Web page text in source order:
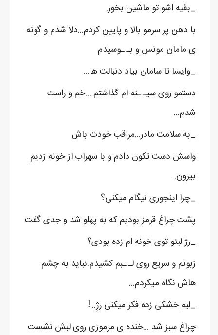
_بقیه اشو تو ماشین بخور.
با دهن پر سرمو بالا و پایین کردم...دلا شدم و گونه
ی مامان مونس و بـ ـوسیدم
_وایسا تا سامان بیاد دنبالت ها...
دستمو روی سیـ ـنه ام گذاشتم ...خم و راست
شدم...
_به سلامت مادر...مراقب خودت باش
واسش دست تکون دادم و با سهراب از خونه زدیم
بیرون.
_چرا اینجوری نیگام میکنی؟
پشت چراغ قرمز بودیم که به پهلو شد و جدی گفت
_رژ لبتو توی خونه ام زده بودی؟
زبونم و سریع روی لـ ـبم کشیدم.نباید به چشم
هاش نگاه میکردم...
_لبم خشکی زده فکر میکنی رژِ...!
چراغ سبز شد ...خنده ی مرموزی روی لبش نشست